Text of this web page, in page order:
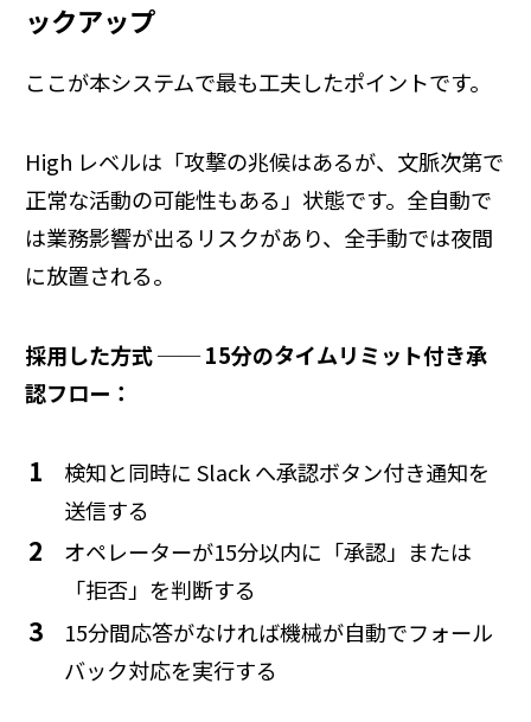
ックアップ
ここが本システムで最も工夫したポイントです。
High レベルは「攻撃の兆候はあるが、文脈次第で
正常な活動の可能性もある」状態です。全自動で
は業務影響が出るリスクがあり、全手動では夜間
に放置される。
採用した方式 ── 15分のタイムリミット付き承
認フロー：
検知と同時に Slack へ承認ボタン付き通知を
送信する
オペレーターが15分以内に「承認」または
「拒否」を判断する
15分間応答がなければ機械が自動でフォール
バック対応を実行する